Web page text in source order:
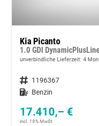
Kia Picanto
1.0 GDI
unverbindliche Lieferzeit: 4
Fahrzeugnummer 1196367
Kraftstoff Benzin
17.410,– €
incl. 19% MwSt.